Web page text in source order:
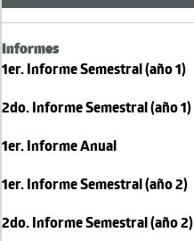
Informes
1er. Informe Semestral (año 1)
2do. Informe Semestral (año 1)
1er. Informe Anual
1er. Informe Semestral (año 2)
2do. Informe Semestral (año 2)